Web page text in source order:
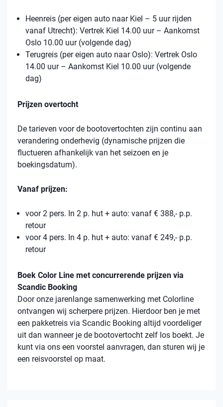
Heenreis (per eigen auto naar Kiel – 5 uur rijden
vanaf Utrecht): Vertrek Kiel 14.00 uur – Aankomst
Oslo 10.00 uur (volgende dag)
Terugreis (per eigen auto naar Oslo): Vertrek Oslo
14.00 uur – Aankomst Kiel 10.00 uur (volgende
dag)
Prijzen overtocht
De tarieven voor de bootovertochten zijn continu aan
verandering onderhevig (dynamische prijzen die
fluctueren afhankelijk van het seizoen en je
boekingsdatum).
Vanaf prijzen:
voor 2 pers. In 2 p. hut + auto: vanaf € 388,- p.p.
retour
voor 4 pers. In 4 p. hut + auto: vanaf € 249,- p.p.
retour
Boek Color Line met concurrerende prijzen via
Scandic Booking
Door onze jarenlange samenwerking met Colorline
ontvangen wij scherpere prijzen. Hierdoor ben je met
een pakketreis via Scandic Booking altijd voordeliger
uit dan wanneer je de bootovertocht zelf los boekt. Je
kunt via ons een voorstel aanvragen, dan sturen wij je
een reisvoorstel op maat.